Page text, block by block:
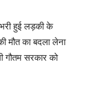
हुई लड़की के
मौत का बदला लेना
गौतम सरकार को